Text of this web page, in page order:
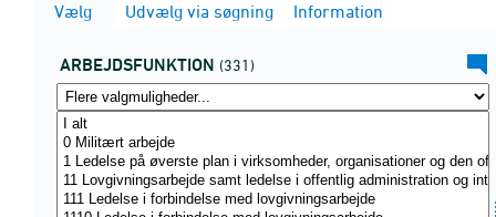
Vælg Udvælg via søgning Information
ARBEJDSFUNKTION (331)